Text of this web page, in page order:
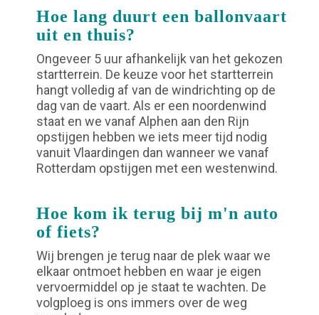
Hoe lang duurt een ballonvaart
uit en thuis?
Ongeveer 5 uur afhankelijk van het gekozen
startterrein. De keuze voor het startterrein
hangt volledig af van de windrichting op de
dag van de vaart. Als er een noordenwind
staat en we vanaf Alphen aan den Rijn
opstijgen hebben we iets meer tijd nodig
vanuit Vlaardingen dan wanneer we vanaf
Rotterdam opstijgen met een westenwind.
Hoe kom ik terug bij m'n auto
of fiets?
Wij brengen je terug naar de plek waar we
elkaar ontmoet hebben en waar je eigen
vervoermiddel op je staat te wachten. De
volgploeg is ons immers over de weg